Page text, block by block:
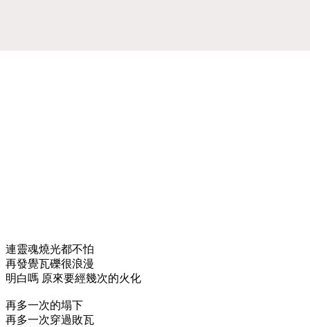
連靈魂燒光都不怕
再發覺瓦礫很浪漫
明白嗎 原來要經幾次的火化
再多一次的塌下
再多一次穿過敗瓦